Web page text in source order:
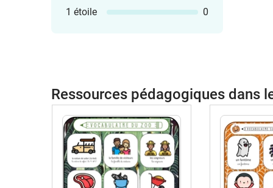
1 étoile
0
Ressources pédagogiques dans